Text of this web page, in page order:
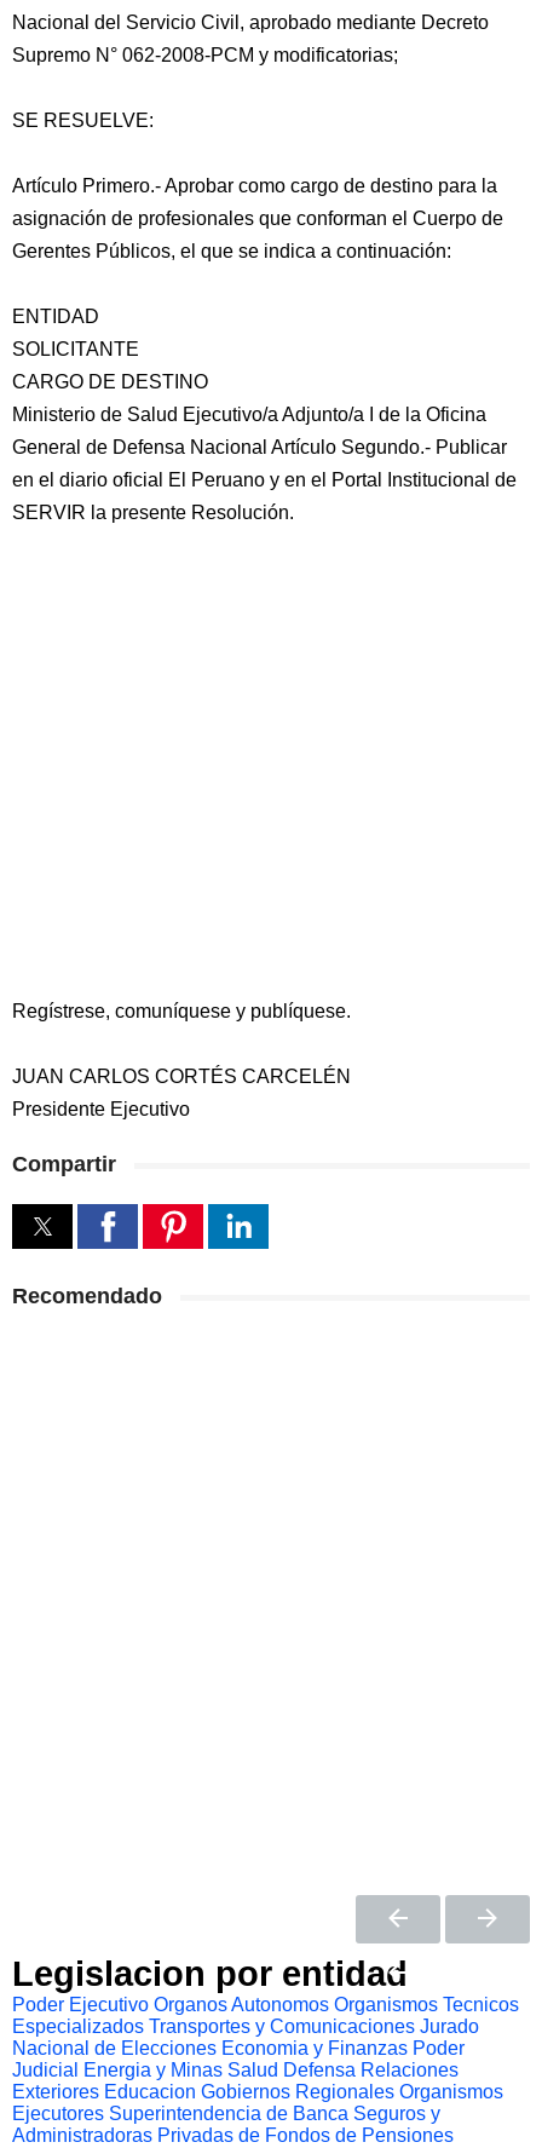
Nacional del Servicio Civil, aprobado mediante Decreto
Supremo N° 062-2008-PCM y modificatorias;
SE RESUELVE:
Artículo Primero.- Aprobar como cargo de destino para la
asignación de profesionales que conforman el Cuerpo de
Gerentes Públicos, el que se indica a continuación:
ENTIDAD
SOLICITANTE
CARGO DE DESTINO
Ministerio de Salud Ejecutivo/a Adjunto/a I de la Oficina
General de Defensa Nacional Artículo Segundo.- Publicar
en el diario oficial El Peruano y en el Portal Institucional de
SERVIR la presente Resolución.
Regístrese, comuníquese y publíquese.
JUAN CARLOS CORTÉS CARCELÉN
Presidente Ejecutivo
Compartir
Recomendado
Legislacion por entidad
Poder Ejecutivo Organos Autonomos Organismos Tecnicos
Especializados Transportes y Comunicaciones Jurado
Nacional de Elecciones Economia y Finanzas Poder
Judicial
Energia y Minas Salud Defensa Relaciones
Exteriores Educacion Gobiernos Regionales Organismos
Ejecutores Superintendencia de Banca Seguros y
Administradoras Privadas de Fondos de Pensiones